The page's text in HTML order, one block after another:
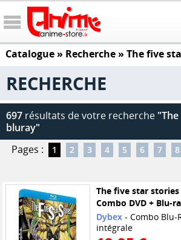
Catalogue» Recherche » The five
RECHERCHE
697 résultats de votre recherche
bluray"
Pages :
1 2 3 4 5 6 7 8
The five star
Combo DVD + Blu-
Dybex- Combo Blu-
intégrale